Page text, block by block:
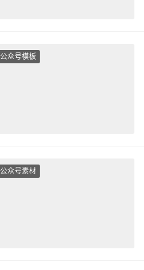
公众号模板
公众号素材